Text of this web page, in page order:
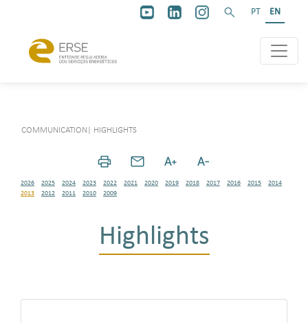
PT EN
COMMUNICATION HIGHLIGHTS
2026 2025 2024 2023 2022 2021 2020 2019 2018 2017 2016 2015
2014
2013
2012 2011 2010 2009
Highlights